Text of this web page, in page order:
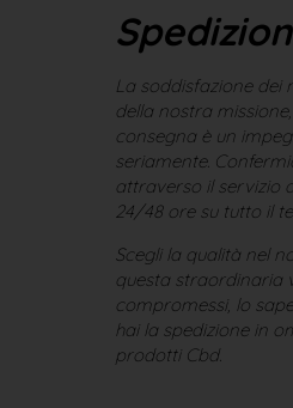
La soddisfazione dei
della nostra
consegna è un
seriamente.
attraverso il servizio
24/48 ore su tutto il
Scegli la qualità nel
questa straordinaria
compromessi, lo
hai la spedizione in
prodotti Cbd.